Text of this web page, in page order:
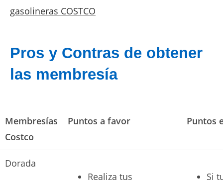
gasolineras COSTCO
Pros y Contras de obtener
las membresía
Membresías
Costco
Puntos a favor Puntos
Dorada
Realiza tus
Si